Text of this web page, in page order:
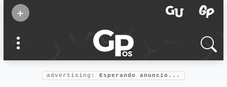
+
confianza
Foro salud
advertising: Esperando anuncio...